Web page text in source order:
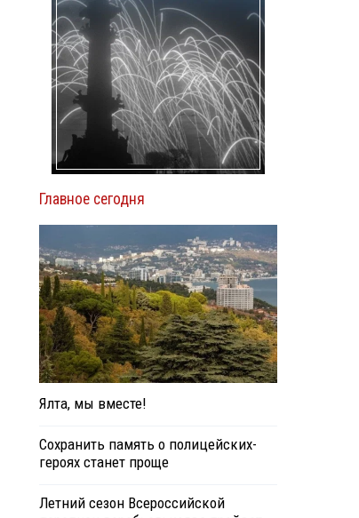
Главное сегодня
Ялта, мы вместе!
Сохранить память о полицейских-
героях станет проще
Летний сезон Всероссийской